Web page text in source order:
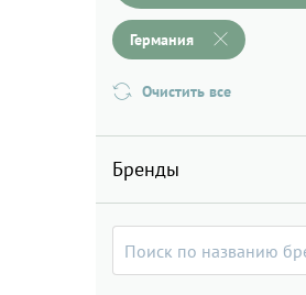
Германия
Очистить все
Бренды